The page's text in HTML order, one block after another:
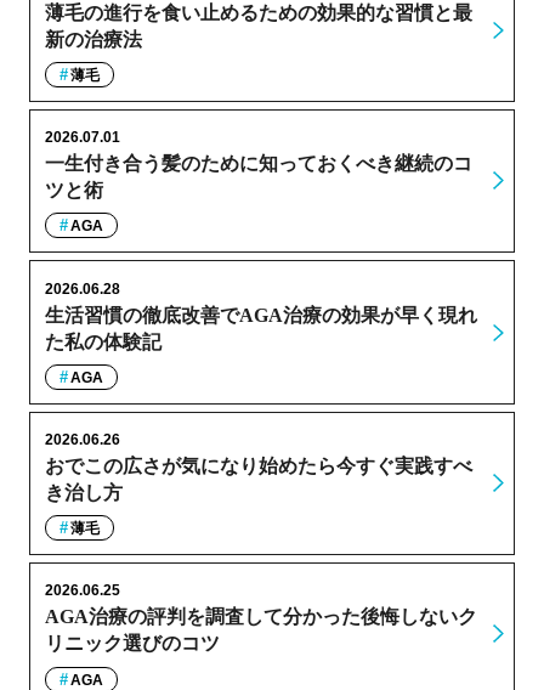
薄毛の進行を食い止めるための効果的な習慣と最
新の治療法
薄毛
一生付き合う髪のために知っておくべき継続のコ
ツと術
2026.07.01
AGA
生活習慣の徹底改善でAGA治療の効果が早く現れ
た私の体験記
2026.06.28
AGA
おでこの広さが気になり始めたら今すぐ実践すべ
き治し方
2026.06.26
薄毛
AGA治療の評判を調査して分かった後悔しないク
リニック選びのコツ
2026.06.25
AGA